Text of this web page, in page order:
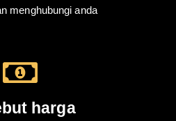
menghubungi anda
harga